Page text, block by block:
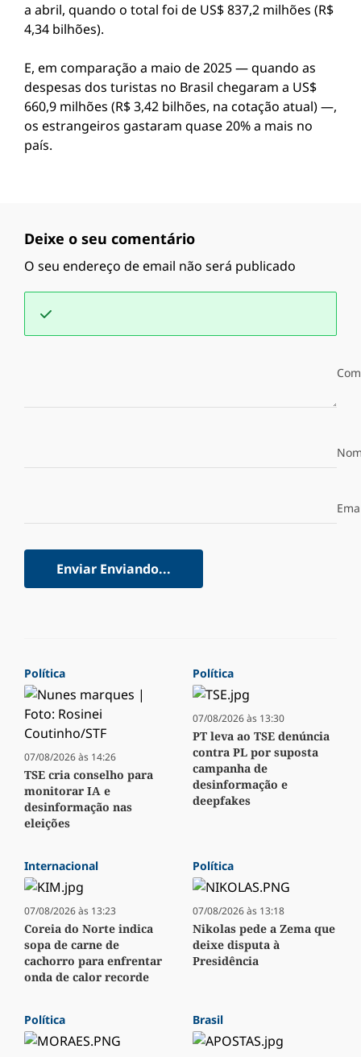
a abril, quando o total foi de US$ 837,2 milhões (R$
4,34 bilhões).
E, em comparação a maio de 2025 — quando as
despesas dos turistas no Brasil chegaram a US$
660,9 milhões (R$ 3,42 bilhões, na cotação atual) —,
os estrangeiros gastaram quase 20% a mais no
país.
Deixe o seu comentário
O seu endereço de email não será publicado
Enviar Enviando...
Política
07/08/2026 às 14:26
TSE cria conselho para
monitorar IA e
desinformação nas
eleições
Política
07/08/2026 às 13:30
PT leva ao TSE denúncia
contra PL por suposta
campanha de
desinformação e
deepfakes
Internacional
07/08/2026 às 13:23
Coreia do Norte indica
sopa de carne de
cachorro para enfrentar
onda de calor recorde
Política
07/08/2026 às 13:18
Nikolas pede a Zema que
deixe disputa à
Presidência
Política Brasil